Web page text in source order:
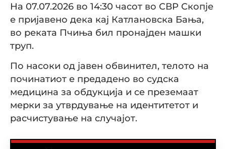
На 07.07.2026 во 14:30 часот во СВР Скопје
е пријавено дека кај Катлановска Бања,
во реката Пчиња бил пронајден машки
труп.
По насоки од јавен обвинител, телото на
починатиот е предадено во судска
медицина за обдукција и се преземаат
мерки за утврдување на идентитетот и
расчистување на случајот.